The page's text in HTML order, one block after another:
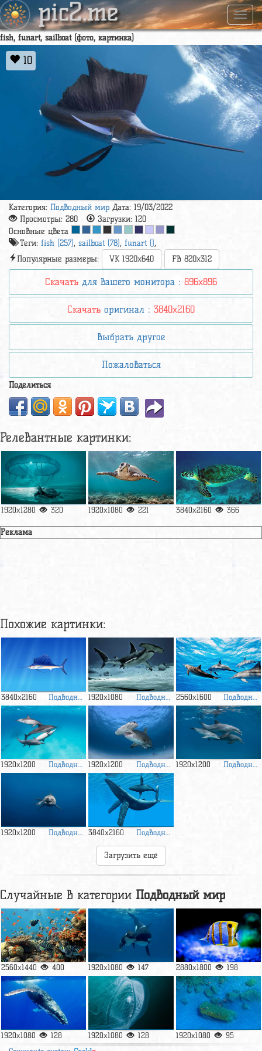
pic2.me
fish, funart, sailboat (фото, картинка)
10
Категория: Подводный мир Дата: 19/03/2022
Просмотры: 280 Загрузки: 120
Основные цвета
Теги: fish (257), sailboat (78), funart (),
Популярные размеры:
VK 1920x640 FB 820x312
Скачать для вашего монитора : 896x896
Скачать оригинал : 3840x2160
Выбрать другое
Пожаловаться
Поделиться
Релевантные картинки:
1920x1280 320 1920x1080 221 3840x2160 366
Реклама
Похожие картинки:
3840x2160
Подводный
мир
1920x1080
Подводный
мир
2560x1600
мир
1920x1200
Подводный
мир
1920x1200
Подводный
мир
1920x1200
1920x1200
Подводный3840x2160
Подводный
Загрузить ещё
Случайные в категории Подводный мир
2560x1440 400 1920x1080 147 2880x1800 198
1920x1080 128 1920x1080 128 1920x1080 95